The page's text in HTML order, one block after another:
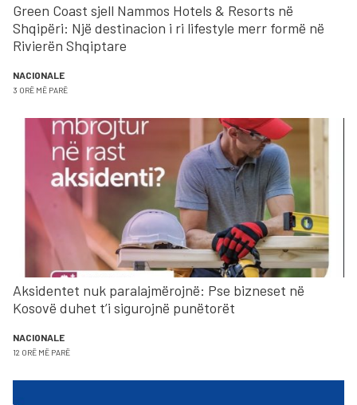
Green Coast sjell Nammos Hotels & Resorts në
Shqipëri: Një destinacion i ri lifestyle merr formë në
Rivierën Shqiptare
NACIONALE
3 ORË MË PARË
Aksidentet nuk paralajmërojnë: Pse bizneset në
Kosovë duhet t’i sigurojnë punëtorët
NACIONALE
12 ORË MË PARË